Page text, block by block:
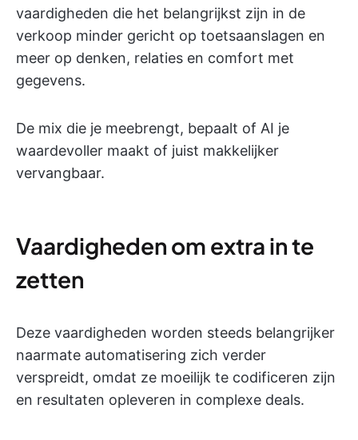
vaardigheden die het belangrijkst zijn in de
verkoop minder gericht op toetsaanslagen en
meer op denken, relaties en comfort met
gegevens.
De mix die je meebrengt, bepaalt of AI je
waardevoller maakt of juist makkelijker
vervangbaar.
Vaardigheden om extra in te
zetten
Deze vaardigheden worden steeds belangrijker
naarmate automatisering zich verder
verspreidt, omdat ze moeilijk te codificeren zijn
en resultaten opleveren in complexe deals.